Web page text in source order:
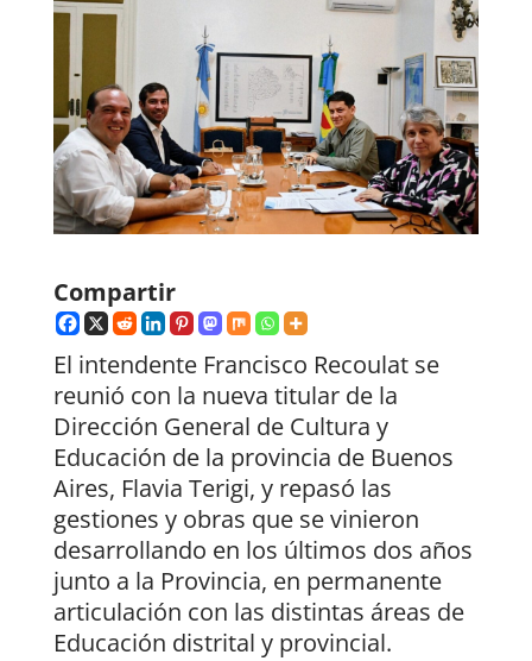
Compartir
El intendente Francisco Recoulat se
reunió con la nueva titular de la
Dirección General de Cultura y
Educación de la provincia de Buenos
Aires, Flavia Terigi, y repasó las
gestiones y obras que se vinieron
desarrollando en los últimos dos años
junto a la Provincia, en permanente
articulación con las distintas áreas de
Educación distrital y provincial.